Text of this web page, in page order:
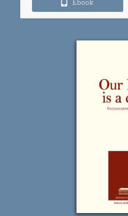
à
20,00€
Ebook